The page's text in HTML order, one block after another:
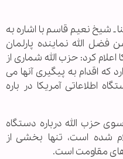
ـ شیخ نعیم قاسم با اشاره به
الله نماینده پارلمان
اعلام کرد: حزب الله شماری از
که اقدام به پیگیری آنها می
اطلاعاتی آمریکا در باره
حزب الله درباره دستگاه
شده است، تنها بخشی از
مقاومت است.